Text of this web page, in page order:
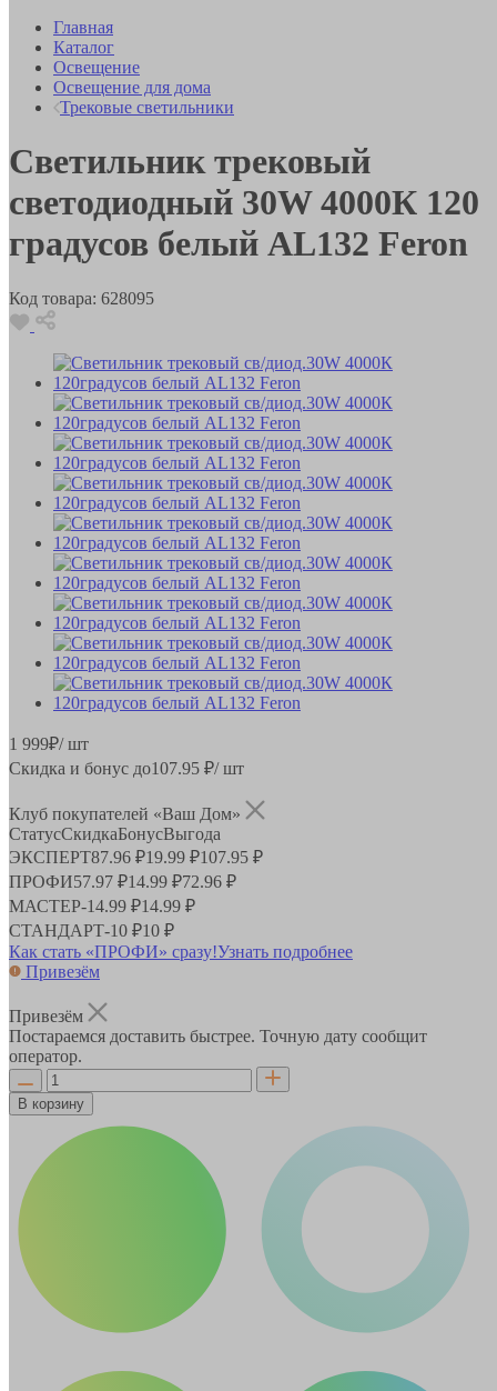
Главная
Каталог
Освещение
Освещение для дома
Трековые светильники
Светильник трековый
светодиодный 30W 4000К 120
градусов белый AL132 Feron
Код товара: 628095
1 999₽/ шт
Скидка и бонус до107.95 ₽/ шт
Клуб покупателей «Ваш Дом»
СтатусСкидкаБонусВыгода
ЭКСПЕРТ87.96 ₽19.99 ₽107.95 ₽
ПРОФИ57.97 ₽14.99 ₽72.96 ₽
МАСТЕР-14.99 ₽14.99 ₽
СТАНДАРТ-10 ₽10 ₽
Как стать «ПРОФИ» сразу!Узнать подробнее
Привезём
Привезём
Постараемся доставить быстрее. Точную дату сообщит
оператор.
В корзину